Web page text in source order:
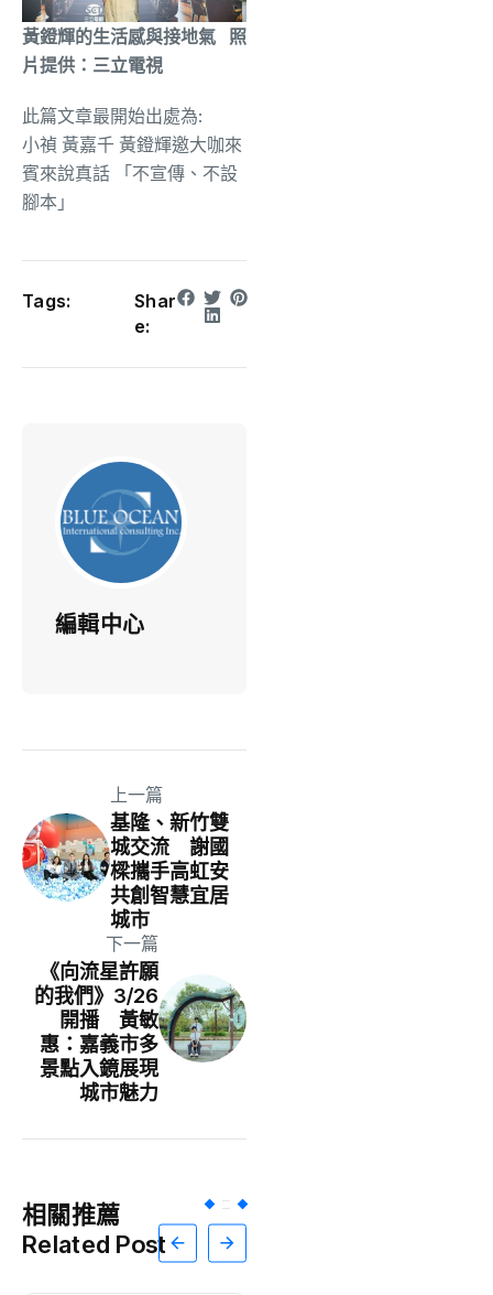
黃鐙輝的生活感與接地氣 照
片提供：三立電視
此篇文章最開始出處為:
小禎 黃嘉千 黃鐙輝邀大咖來
賓來說真話 「不宣傳、不設
腳本」
Tags:
Shar
e:
編輯中心
上一篇
基隆、新竹雙
城交流 謝國
樑攜手高虹安
共創智慧宜居
城市
下一篇
《向流星許願
的我們》3/26
開播 黃敏
惠：嘉義市多
景點入鏡展現
城市魅力
相關推薦
Related Post